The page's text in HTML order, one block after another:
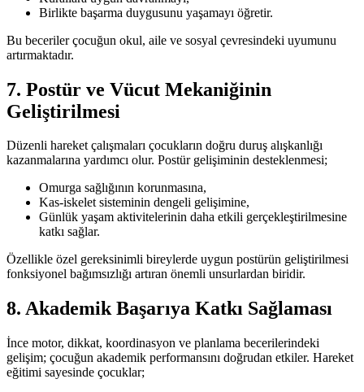
Birlikte başarma duygusunu yaşamayı öğretir.
Bu beceriler çocuğun okul, aile ve sosyal çevresindeki uyumunu
artırmaktadır.
7. Postür ve Vücut Mekaniğinin
Geliştirilmesi
Düzenli hareket çalışmaları çocukların doğru duruş alışkanlığı
kazanmalarına yardımcı olur. Postür gelişiminin desteklenmesi;
Omurga sağlığının korunmasına,
Kas-iskelet sisteminin dengeli gelişimine,
Günlük yaşam aktivitelerinin daha etkili gerçekleştirilmesine
katkı sağlar.
Özellikle özel gereksinimli bireylerde uygun postürün geliştirilmesi
fonksiyonel bağımsızlığı artıran önemli unsurlardan biridir.
8. Akademik Başarıya Katkı Sağlaması
İnce motor, dikkat, koordinasyon ve planlama becerilerindeki
gelişim; çocuğun akademik performansını doğrudan etkiler. Hareket
eğitimi sayesinde çocuklar;